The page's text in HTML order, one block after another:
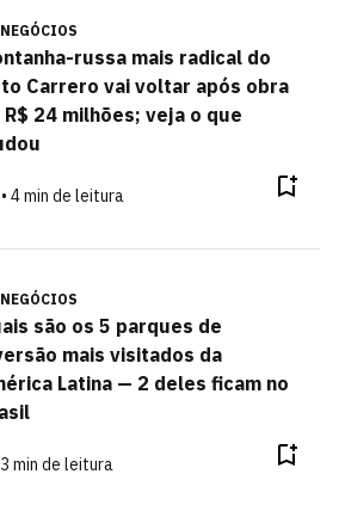
NEGÓCIOS
russa mais radical do
Carrero vai voltar após obra
R$ 24 milhões; veja o que
4 min de leitura
NEGÓCIOS
são os 5 parques de
mais visitados da
Latina — 2 deles ficam no
min de leitura